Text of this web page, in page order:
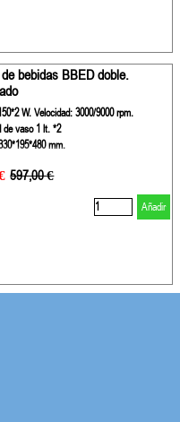
bebidas BBED doble.
W. Velocidad: 3000/9000 rpm.
de vaso 1 lt. *2
mm.
Precio sin descuento
597,00 €
Añadir